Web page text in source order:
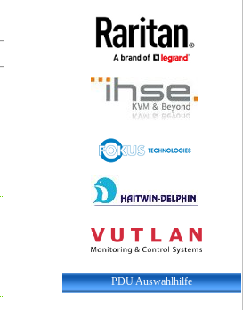
PDU Auswahlhilfe